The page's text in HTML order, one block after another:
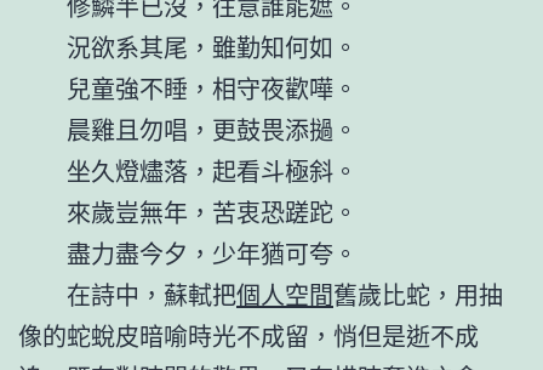
況欲系其尾，雖勤知何如。
兒童強不睡，相守夜歡嘩。
晨雞且勿唱，更鼓畏添撾。
坐久燈燼落，起看斗極斜。
來歲豈無年，苦衷恐蹉跎。
盡力盡今夕，少年猶可夸。
在詩中，蘇軾把個人空間舊歲比蛇，用抽
像的蛇蛻皮暗喻時光不成留，悄但是逝不成